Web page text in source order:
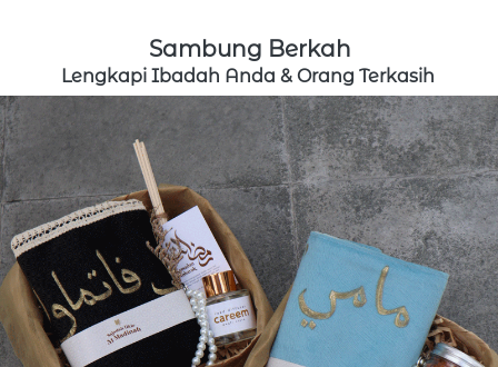
Sambung Berkah
Lengkapi Ibadah Anda & Orang Terkasih